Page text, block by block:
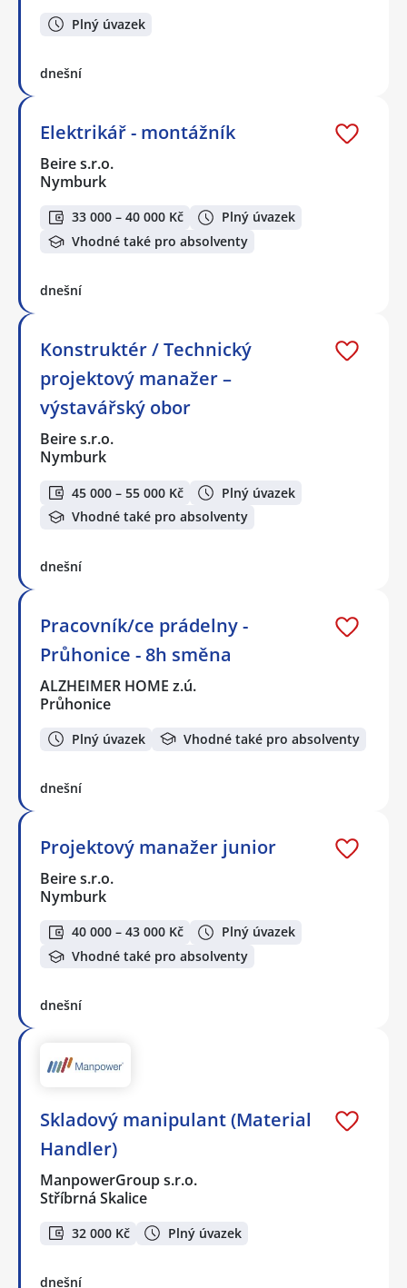
Plný úvazek
dnešní
Elektrikář - montážník
Beire s.r.o.
Nymburk
33 000 – 40 000 Kč
Plný úvazek
Vhodné také pro absolventy
dnešní
Konstruktér / Technický
projektový manažer –
výstavářský obor
Beire s.r.o.
Nymburk
45 000 – 55 000 Kč
Plný úvazek
Vhodné také pro absolventy
dnešní
Pracovník/ce prádelny -
Průhonice - 8h směna
ALZHEIMER HOME z.ú.
Průhonice
Plný úvazek Vhodné také pro absolventy
dnešní
Projektový manažer junior
Beire s.r.o.
Nymburk
40 000 – 43 000 Kč
Plný úvazek
Vhodné také pro absolventy
dnešní
Skladový manipulant (Material
Handler)
ManpowerGroup s.r.o.
Stříbrná Skalice
32 000 Kč Plný úvazek
dnešní